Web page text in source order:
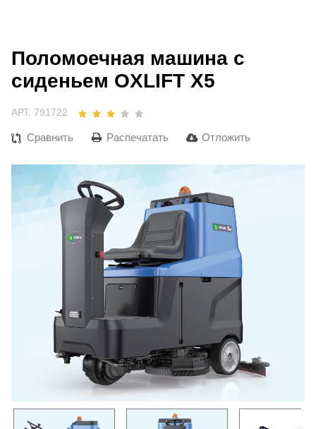
Поломоечная машина с
сиденьем OXLIFT X5
АРТ. 791722
Сравнить Распечатать Отложить